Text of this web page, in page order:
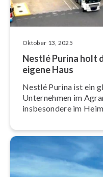
Oktober 13, 2025
Nestlé Purina holt
eigene Haus
Nestlé Purina ist ein
Unternehmen im
ins­be­son­de­re im
produzieren mehr